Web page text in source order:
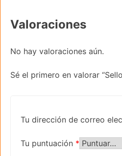
Valoraciones
No hay valoraciones aún.
Sé el primero en valorar
Tu dirección de correo
Tu puntuación *